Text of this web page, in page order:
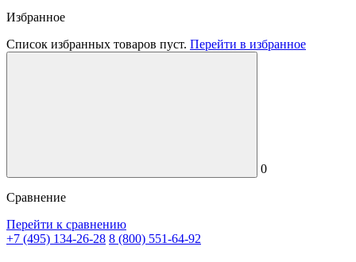
Избранное
Список избранных товаров пуст. Перейти в избранное
0
Сравнение
Перейти к сравнению
+7 (495) 134-26-28 8 (800) 551-64-92